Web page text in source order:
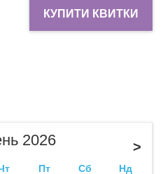
КУПИТИ КВИТКИ
2026 >
Пт Сб Нд